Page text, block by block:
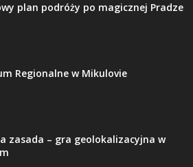
plan podróży po magicznej Pradze
Regionalne w Mikulovie
zasada – gra geolokalizacyjna w